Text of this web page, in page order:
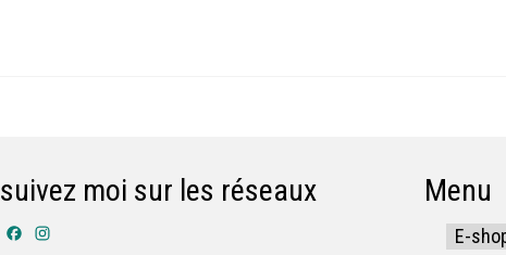
suivez moi sur les réseaux
Facebook
Menu
E-